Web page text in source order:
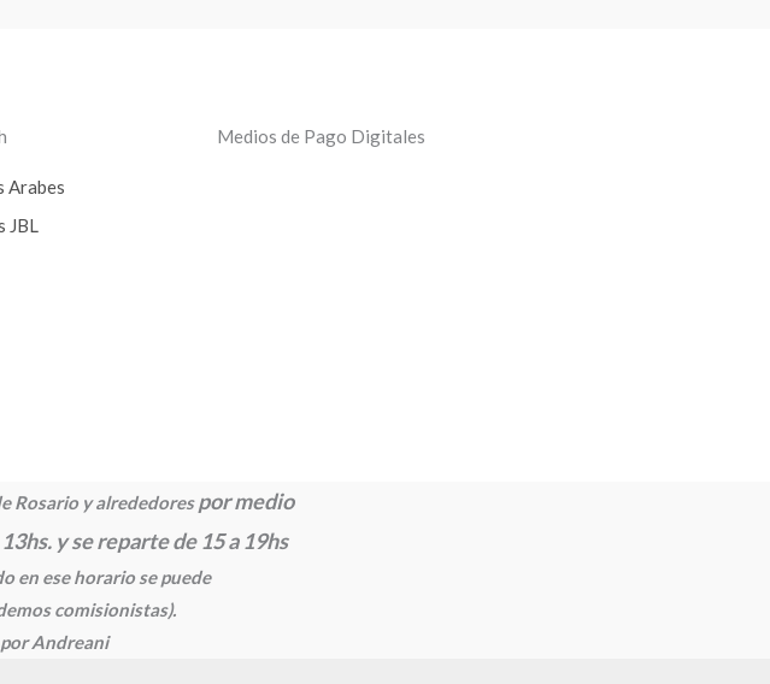
Arabes
JBL
Medios de Pago Digitales
Rosario y alrededorespor medio
y se reparte de 15 a 19hs
en ese horario se puede
comisionistas).
por Andreani